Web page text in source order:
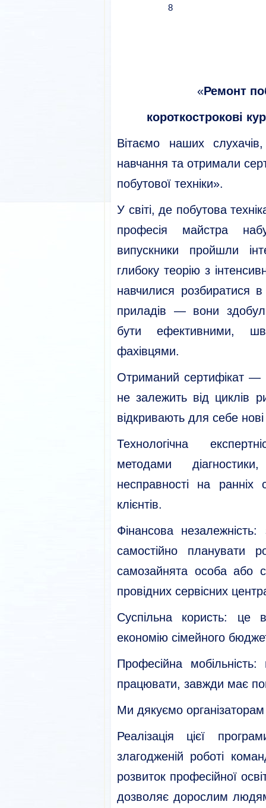
8
«Ремонт
короткострокові
Вітаємо наших
навчання та отримали
побутової техніки».
У світі, де побутова
професія майстра
випускники пройшли
глибоку теорію з
навчилися розбиратися
приладів — вони
бути ефективними,
фахівцями.
Отриманий сертифікат —
не залежить від циклів
відкривають для себе
Технологічна
методами
несправності на ранніх
клієнтів.
Фінансова
самостійно планувати
самозайнята особа або
провідних сервісних
Суспільна користь: це
економію сімейного
Професійна
працювати, завжди має
Ми дякуємо
Реалізація цієї
злагодженій роботі
розвиток професійної
дозволяє дорослим